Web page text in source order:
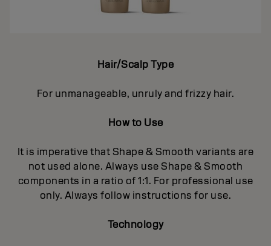
Hair/Scalp Type
For unmanageable, unruly and frizzy hair.
How to Use
It is imperative that Shape & Smooth variants are
not used alone. Always use Shape & Smooth
components in a ratio of 1:1. For professional use
only. Always follow instructions for use.
Technology